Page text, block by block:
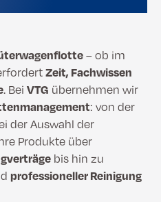
– ob im
Zeit, Fachwissen
. Bei VTG übernehmen wir
: von der
der Auswahl der
Produkte über
bis hin zu
professioneller Reinigung